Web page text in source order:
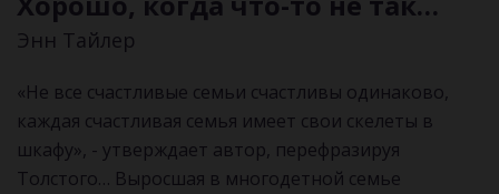
Энн Тайлер
«Не все счастливые семьи счастливы одинаково,
каждая счастливая семья имеет свои скелеты в
шкафу», - утверждает автор, перефразируя
Толстого… Выросшая в многодетной семье